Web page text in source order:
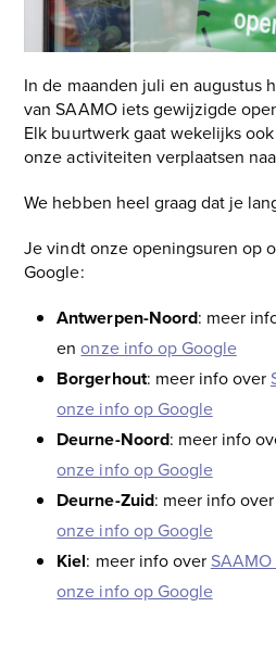
access
the
carousel
navigation
buttons
In de maanden juli en augustus
van SAAMO iets gewijzigde
Elk buurtwerk gaat wekelijks
onze activiteiten verplaatsen
We hebben heel graag dat je
Je vindt onze openingsuren op
Google:
Antwerpen-Noord: meer
enonze info op Google
Borgerhout: meer info over
onze info op Google
Deurne-Noord: meer info
onze info op Google
Deurne-Zuid: meer info over
onze info op Google
Kiel: meer info over
onze info op Google